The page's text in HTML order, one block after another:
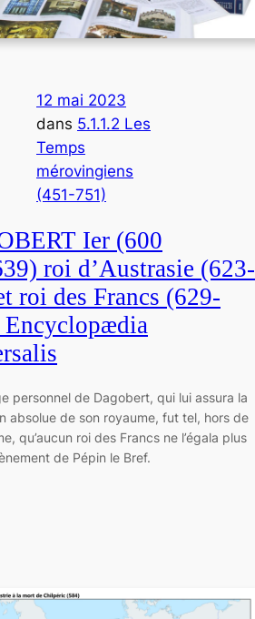
12 mai 2023
dans 5.1.1.2 Les
Temps
mérovingiens
(451-751)
Ier (600
roi d’Austrasie (623-
roi des Francs (629-
Encyclopædia
personnel de Dagobert, qui lui assura la
absolue de son royaume, fut tel, hors de
qu’aucun roi des Francs ne l’égala plus
de Pépin le Bref.